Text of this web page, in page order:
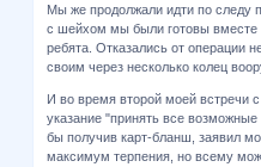
Мы же продолжали идти по следу
с шейхом мы были готовы вместе
ребята. Отказались от операции
своим через несколько колец
И во время второй моей встречи
указание "принять все
бы получив карт-бланш, заявил
максимум терпения, но всему